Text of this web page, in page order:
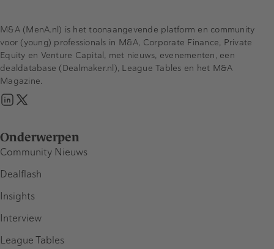
Onderwerpen
Community Nieuws
Dealflash
Insights
Interview
League Tables
M&A (MenA.nl) is het toonaangevende platform en community
voor (young) professionals in M&A, Corporate Finance, Private
Equity en Venture Capital, met nieuws, evenementen, een
dealdatabase (Dealmaker.nl), League Tables en het M&A
Magazine.